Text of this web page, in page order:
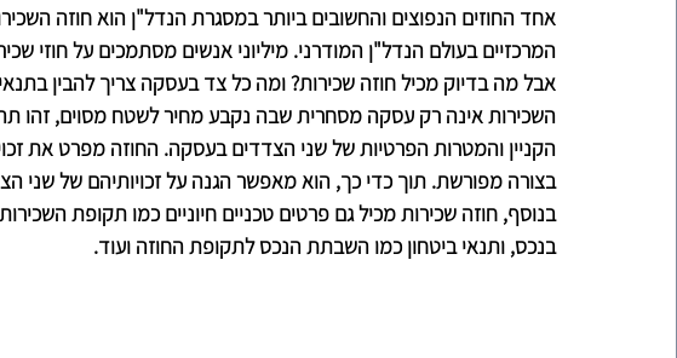
אחד החוזים הנפוצים והחשובים ביותר במסגרת הנדל"ן הוא חוזה
המרכזיים בעולם הנדל"ן המודרני. מיליוני אנשים מסתמכים על חוזי
אבל מה בדיוק מכיל חוזה שכירות? ומה כל צד בעסקה צריך להבין
השכירות אינה רק עסקה מסחרית שבה נקבע מחיר לשטח מסוים, זהו
הקניין והמטרות הפרטיות של שני הצדדים בעסקה. החוזה מפרט את
בצורה מפורשת. תוך כדי כך, הוא מאפשר הגנה על זכויותיהם של שני
בנוסף, חוזה שכירות מכיל גם פרטים טכניים חיוניים כמו תקופת
בנכס, ותנאי ביטחון כמו השבתת הנכס לתקופת החוזה ועוד.